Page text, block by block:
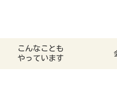
こんなことも
やっています